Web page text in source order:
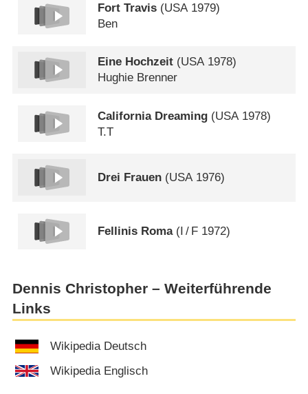
Fort Travis (USA1979)
Ben
Eine Hochzeit (USA1978)
Hughie Brenner
California Dreaming (USA 1978)
T.T
Drei Frauen (USA1976)
Fellinis Roma( / F 1972)
Dennis Christopher – Weiterführende
Links
Wikipedia Deutsch
Wikipedia Englisch